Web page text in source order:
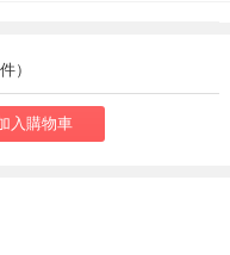
件）
入購物車